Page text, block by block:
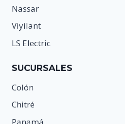
Nassar
Viyilant
LS Electric
SUCURSALES
Colón
Chitré